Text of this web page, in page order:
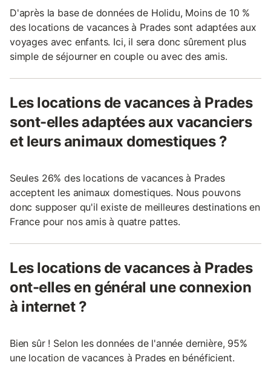
D'après la base de données de Holidu, Moins de 10 %
des locations de vacances à Prades sont adaptées aux
voyages avec enfants. Ici, il sera donc sûrement plus
simple de séjourner en couple ou avec des amis.
Les locations de vacances à Prades
sont-elles adaptées aux vacanciers
et leurs animaux domestiques ?
Seules 26% des locations de vacances à Prades
acceptent les animaux domestiques. Nous pouvons
donc supposer qu'il existe de meilleures destinations en
France pour nos amis à quatre pattes.
Les locations de vacances à Prades
ont-elles en général une connexion
à internet ?
Bien sûr ! Selon les données de l'année dernière, 95%
une location de vacances à Prades en bénéficient.